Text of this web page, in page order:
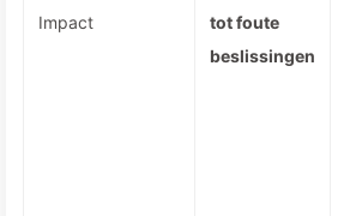
Impact
tot foute
beslissingen